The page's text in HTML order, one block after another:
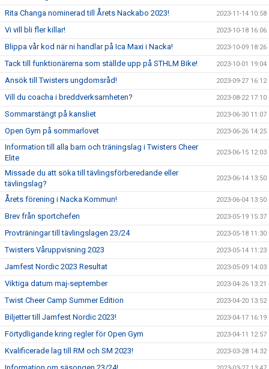
Rita Changa nominerad till Årets Nackabo 2023! 2023-11-14 10:58
Vi vill bli fler killar! 2023-10-18 16:06
Blippa vår kod när ni handlar på Ica Maxi i Nacka! 2023-10-09 18:26
Tack till funktionärerna som ställde upp på STHLM Bike! 2023-10-01 19:04
Ansök till Twisters ungdomsråd! 2023-09-27 16:12
Vill du coacha i breddverksamheten? 2023-08-22 17:10
Sommarstängt på kansliet 2023-06-30 11:07
Open Gym på sommarlovet 2023-06-26 14:25
Information till alla barn och träningslag i Twisters Cheer
Elite
2023-06-15 12:03
Missade du att söka till tävlingsförberedande eller
tävlingslag?
2023-06-14 13:50
Årets förening i Nacka Kommun! 2023-06-04 13:50
Brev från sportchefen 2023-05-19 15:37
Provträningar till tävlingslagen 23/24 2023-05-18 11:30
Twisters Våruppvisning 2023 2023-05-14 11:23
Jamfest Nordic 2023 Resultat 2023-05-09 14:03
Viktiga datum maj-september 2023-04-26 13:21
Twist Cheer Camp Summer Edition 2023-04-20 13:52
Biljetter till Jamfest Nordic 2023! 2023-04-17 16:19
Förtydligande kring regler för Open Gym 2023-04-11 12:57
Kvalificerade lag till RM och SM 2023! 2023-03-28 14:32